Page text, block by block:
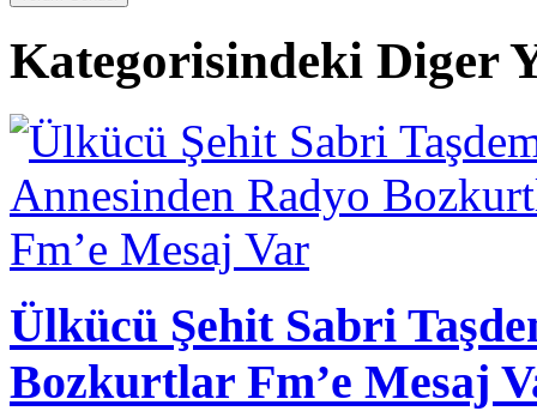
Kategorisindeki Diger
Ülkücü Şehit Sabri
Bozkurtlar Fm’e Mesaj